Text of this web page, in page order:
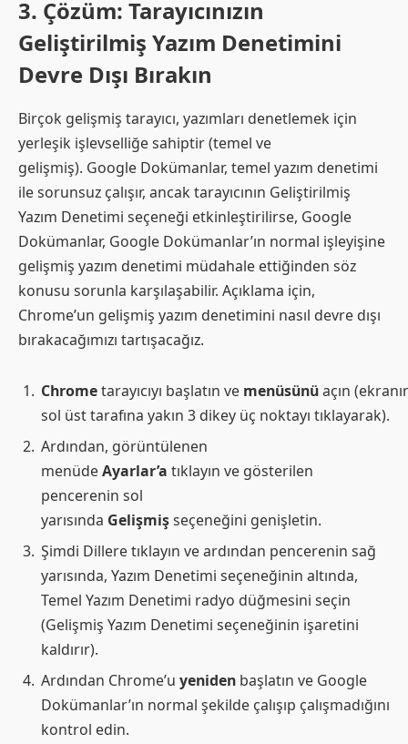
3. Çözüm: Tarayıcınızın
Geliştirilmiş Yazım Denetimini
Devre Dışı Bırakın
Birçok gelişmiş tarayıcı, yazımları denetlemek için
yerleşik işlevselliğe sahiptir (temel ve
gelişmiş). Google Dokümanlar, temel yazım denetimi
ile sorunsuz çalışır, ancak tarayıcının Geliştirilmiş
Yazım Denetimi seçeneği etkinleştirilirse, Google
Dokümanlar, Google Dokümanlar’ın normal işleyişine
gelişmiş yazım denetimi müdahale ettiğinden söz
konusu sorunla karşılaşabilir. Açıklama için,
Chrome’un gelişmiş yazım denetimini nasıl devre dışı
bırakacağımızı tartışacağız.
Chrometarayıcıyı başlatın ve menüsünüaçın
sol üst tarafına yakın 3 dikey üç noktayı tıklayarak).
Ardından, görüntülenen
menüdeAyarlar’a tıklayın ve gösterilen
pencerenin sol
yarısında Gelişmişseçeneğini genişletin.
Şimdi Dillere tıklayın ve ardından pencerenin sağ
yarısında, Yazım Denetimi seçeneğinin altında,
Temel Yazım Denetimi radyo düğmesini seçin
(Gelişmiş Yazım Denetimi seçeneğinin işaretini
kaldırır).
Ardından Chrome’u yeniden başlatın ve Google
Dokümanlar’ın normal şekilde çalışıp çalışmadığını
kontrol edin.